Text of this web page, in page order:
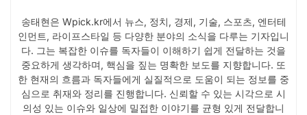
송태현은 Wpick.kr에서 뉴스, 정치, 경제, 기술, 스포츠, 엔터테
인먼트, 라이프스타일 등 다양한 분야의 소식을 다루는 기자입니
다. 그는 복잡한 이슈를 독자들이 이해하기 쉽게 전달하는 것을
중요하게 생각하며, 핵심을 짚는 명확한 보도를 지향합니다. 또
한 현재의 흐름과 독자들에게 실질적으로 도움이 되는 정보를 중
심으로 취재와 정리를 진행합니다. 신뢰할 수 있는 시각으로 시
의성 있는 이슈와 일상에 밀접한 이야기를 균형 있게 전달합니